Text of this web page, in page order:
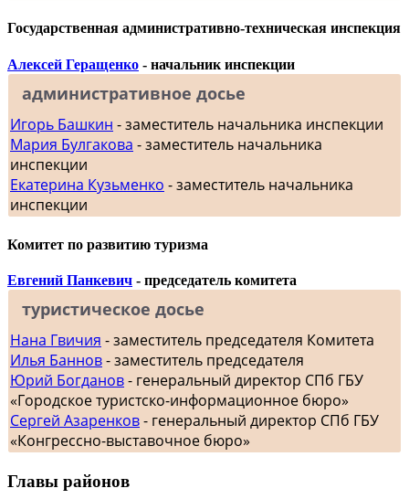
Государственная административно-техническая инспекция
Алексей Геращенко - начальник инспекции
административное досье
Игорь Башкин - заместитель начальника инспекции
Мария Булгакова - заместитель начальника
инспекции
Екатерина Кузьменко - заместитель начальника
инспекции
Комитет по развитию туризма
Евгений Панкевич - председатель комитета
туристическое досье
Нана Гвичия - заместитель председателя Комитета
Илья Баннов- заместитель председателя
Юрий Богданов- генеральный директор СПб ГБУ
«Городское туристско-информационное бюро»
Сергей Азаренков- генеральный директор СПб ГБУ
«Конгрессно-выставочное бюро»
Главы районов